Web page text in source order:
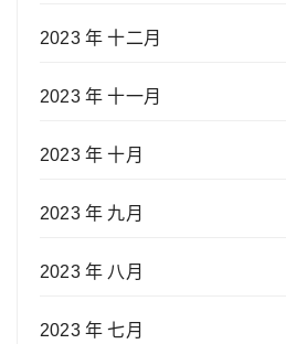
2023 年 十二月
2023 年 十一月
2023 年 十月
2023 年 九月
2023 年 八月
2023 年 七月